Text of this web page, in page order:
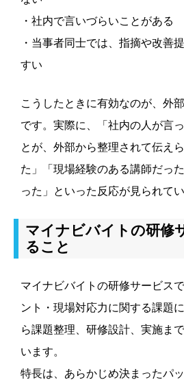
・社内で言いづらいことがある
・当事者同士では、指摘や改善
すい
こうしたときに有効なのが、外
です。実際に、「社内の人が言
とが、外部から整理されて伝え
た」「現場経験のある講師だっ
った」といった反応が見られてい
マイナビバイトの研修
ること
マイナビバイトの研修サービス
ント・現場対応力に関する課題
ら課題整理、研修設計、実施ま
います。
特長は、あらかじめ決まったパ